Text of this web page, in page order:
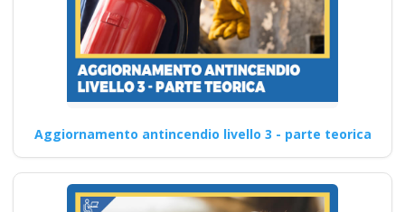
Aggiornamento antincendio livello 3 - parte teorica